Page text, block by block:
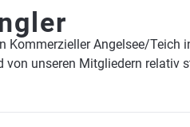
Kommerzieller Angelsee/Teich
von unseren Mitgliedern relativ